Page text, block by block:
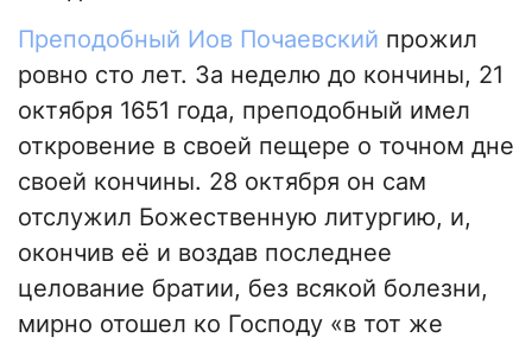
Преподобный Иов Почаевский прожил
ровно сто лет. За неделю до кончины, 21
октября 1651 года, преподобный имел
откровение в своей пещере о точном дне
своей кончины. 28 октября он сам
отслужил Божественную литургию, и,
окончив её и воздав последнее
целование братии, без всякой болезни,
мирно отошел ко Господу «в тот же